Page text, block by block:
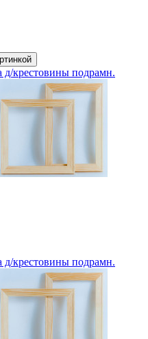
крестовины подрамн.
крестовины подрамн.